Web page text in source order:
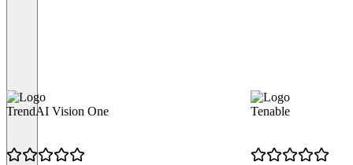
TrendAI Vision One Tenable